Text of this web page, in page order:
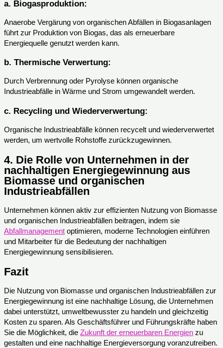
a. Biogasproduktion:
Anaerobe Vergärung von organischen Abfällen in Biogasanlagen
führt zur Produktion von Biogas, das als erneuerbare
Energiequelle genutzt werden kann.
b. Thermische Verwertung:
Durch Verbrennung oder Pyrolyse können organische
Industrieabfälle in Wärme und Strom umgewandelt werden.
c. Recycling und Wiederverwertung:
Organische Industrieabfälle können recycelt und wiederverwertet
werden, um wertvolle Rohstoffe zurückzugewinnen.
4. Die Rolle von Unternehmen in der
nachhaltigen Energiegewinnung aus
Biomasse und organischen
Industrieabfällen
Unternehmen können aktiv zur effizienten Nutzung von Biomasse
und organischen Industrieabfällen beitragen, indem sie
Abfallmanagement optimieren, moderne Technologien einführen
und Mitarbeiter für die Bedeutung der nachhaltigen
Energiegewinnung sensibilisieren.
Fazit
Die Nutzung von Biomasse und organischen Industrieabfällen zur
Energiegewinnung ist eine nachhaltige Lösung, die Unternehmen
dabei unterstützt, umweltbewusster zu handeln und gleichzeitig
Kosten zu sparen. Als Geschäftsführer und Führungskräfte haben
Sie die Möglichkeit, die Zukunft der erneuerbaren Energien zu
gestalten und eine nachhaltige Energieversorgung voranzutreiben.